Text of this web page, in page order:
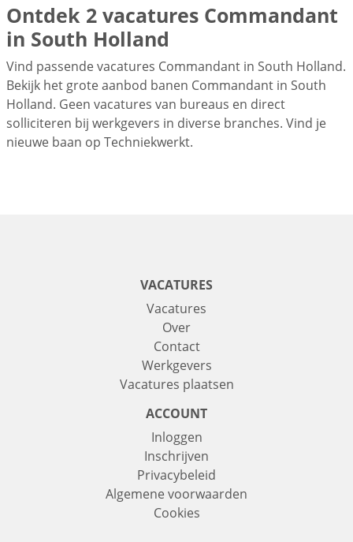
Ontdek 2 vacatures Commandant
in South Holland
Vind passende vacatures Commandant in South Holland.
Bekijk het grote aanbod banen Commandant in South
Holland. Geen vacatures van bureaus en direct
solliciteren bij werkgevers in diverse branches. Vind je
nieuwe baan op Techniekwerkt.
VACATURES
Vacatures
Over
Contact
Werkgevers
Vacatures plaatsen
ACCOUNT
Inloggen
Inschrijven
Privacybeleid
Algemene voorwaarden
Cookies